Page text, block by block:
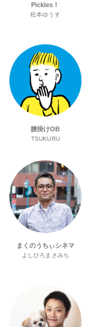
Pickles！
松本ゆうす
腰掛けOB
TSUKURU
まくのうちぃシネマ
よしひろまさみち